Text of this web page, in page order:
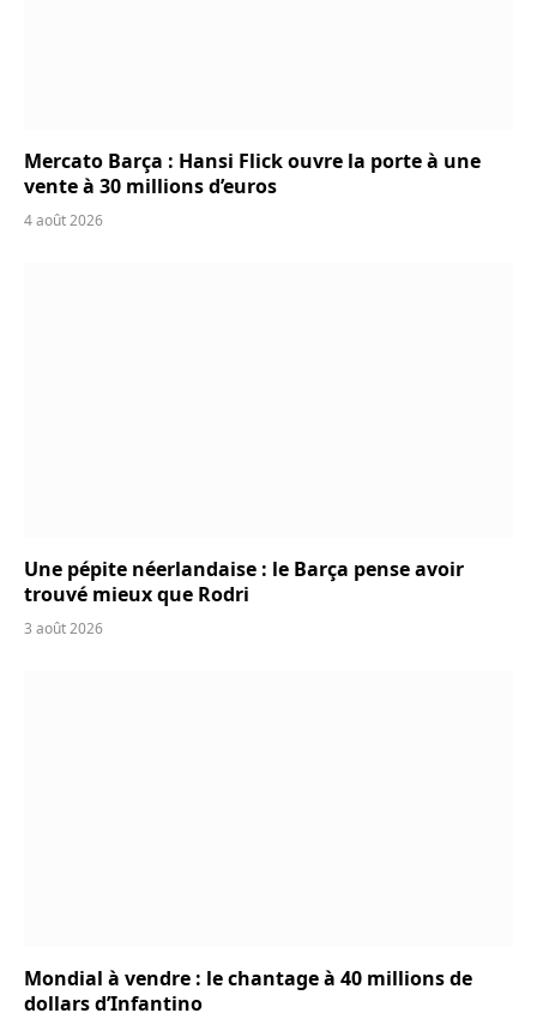
Mercato Barça : Hansi Flick ouvre la porte à une
vente à 30 millions d’euros
4 août 2026
Une pépite néerlandaise : le Barça pense avoir
trouvé mieux que Rodri
3 août 2026
Mondial à vendre : le chantage à 40 millions de
dollars d’Infantino